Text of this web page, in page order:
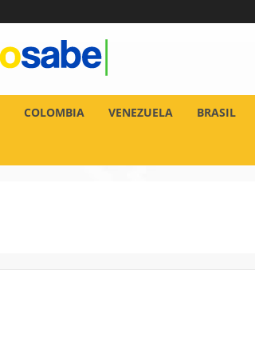
COLOMBIA VENEZUELA BRASIL